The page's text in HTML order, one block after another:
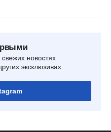
новостях
эксклюзивах